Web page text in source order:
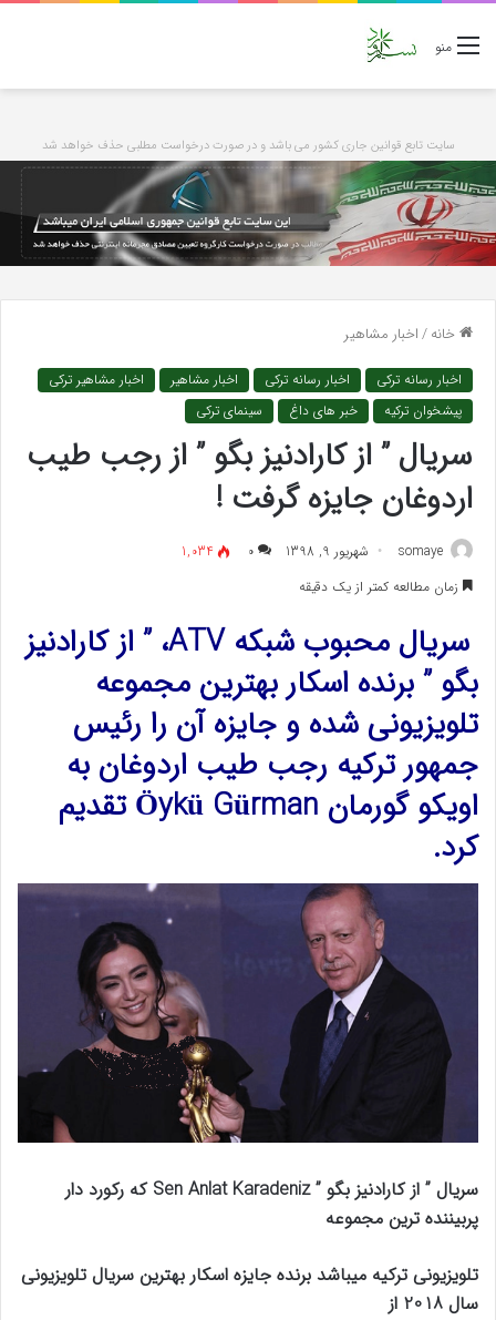
منو
سایت تابع قوانین جاری کشور می باشد و در صورت درخواست مطلبی حذف خواهد شد
خانه/اخبار مشاهیر
اخبار رسانه ترکی اخبار رسانه ترکی اخبار مشاهیر
اخبار مشاهیر ترکی
پیشخوان ترکیه
خبر های داغ سینمای ترکی
سریال ” از کارادنیز بگو ” از رجب طیب
اردوغان جایزه گرفت !
somaye شهریور 9, 1398 ۰
1,034
زمان مطالعه کمتر از یک دقیقه
سریال محبوب شبکه ATV، ” از کارادنیز
بگو ” برنده اسکار بهترین مجموعه
تلویزیونی شده و جایزه آن را رئیس
جمهور ترکیه رجب طیب اردوغان به
اویکو گورمان Öykü Gürman تقدیم
کرد.
سریال ” از کارادنیز بگو ” Sen Anlat Karadeniz که رکورد دار
پربیننده ترین مجموعه
تلویزیونی ترکیه میباشد برنده جایزه اسکار بهترین سریال تلویزیونی
سال 2018 از